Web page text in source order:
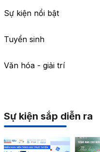
Sự kiện nổi bật
Tuyển sinh
Văn hóa - giải trí
Sự kiện sắp diễn ra